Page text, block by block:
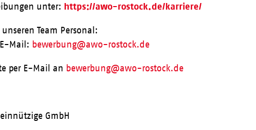
unter: https://awo-rostock.de/karriere/
Team Personal:
E-Mail: bewerbung@awo-rostock.de
per E-Mail an bewerbung@awo-rostock.de
GmbH